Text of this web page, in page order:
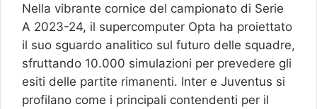
Nella vibrante cornice del campionato di Serie
A 2023-24, il supercomputer Opta ha proiettato
il suo sguardo analitico sul futuro delle squadre,
sfruttando 10.000 simulazioni per prevedere gli
esiti delle partite rimanenti. Inter e Juventus si
profilano come i principali contendenti per il